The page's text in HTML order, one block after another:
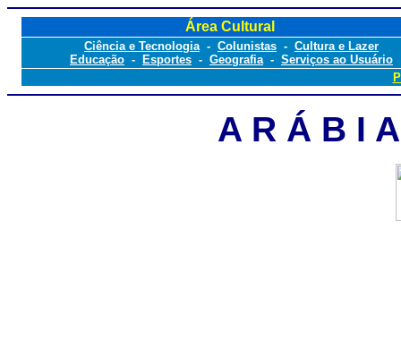
Área Cultural
Ciência e Tecnologia- Colunistas - Cultura e Lazer
Educação - Esportes - Geografia- Serviços ao Usuário
A R Á B I